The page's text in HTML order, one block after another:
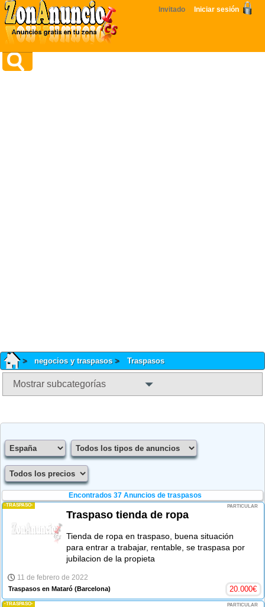
Invitado Iniciar sesión
negocios y traspasos Traspasos
Mostrar subcategorías
Encontrados 37 Anuncios de traspasos
-TRASPASO- PARTICULAR
Traspaso tienda de ropa
Tienda de ropa en traspaso, buena situación
para entrar a trabajar, rentable, se traspasa por
jubilacion de la propieta
11 de febrero de 2022
Traspasos en Mataró (Barcelona) 20.000€
-TRASPASO- PARTICULAR